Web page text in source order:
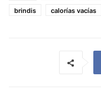
brindis
calorías vacías